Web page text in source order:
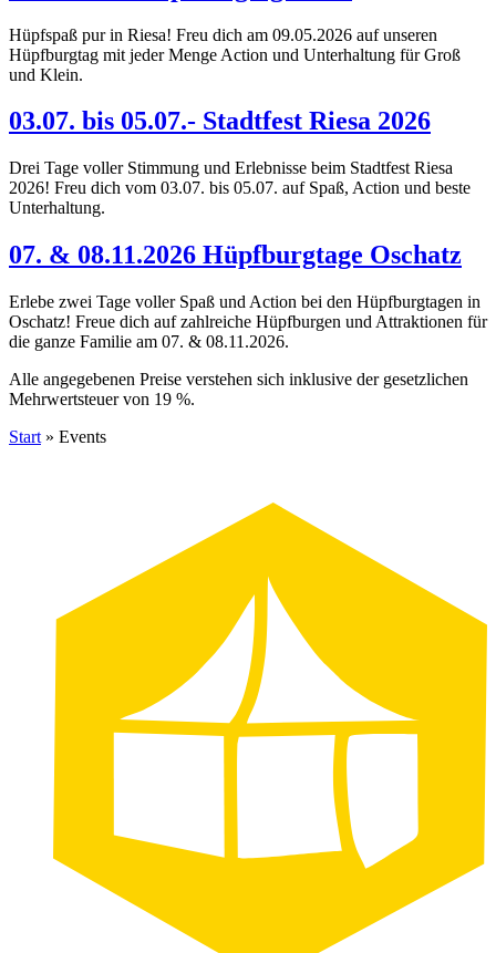
Hüpfspaß pur in Riesa! Freu dich am 09.05.2026 auf unseren
Hüpfburgtag mit jeder Menge Action und Unterhaltung für Groß
und Klein.
03.07. bis 05.07.- Stadtfest Riesa 2026
Drei Tage voller Stimmung und Erlebnisse beim Stadtfest Riesa
2026! Freu dich vom 03.07. bis 05.07. auf Spaß, Action und beste
Unterhaltung.
07. & 08.11.2026 Hüpfburgtage Oschatz
Erlebe zwei Tage voller Spaß und Action bei den Hüpfburgtagen in
Oschatz! Freue dich auf zahlreiche Hüpfburgen und Attraktionen für
die ganze Familie am 07. & 08.11.2026.
Alle angegebenen Preise verstehen sich inklusive der gesetzlichen
Mehrwertsteuer von 19 %.
Start » Events